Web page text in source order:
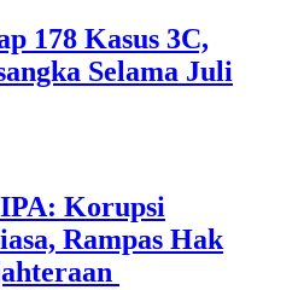
178 Kasus 3C,
Selama Juli
Korupsi
Rampas Hak